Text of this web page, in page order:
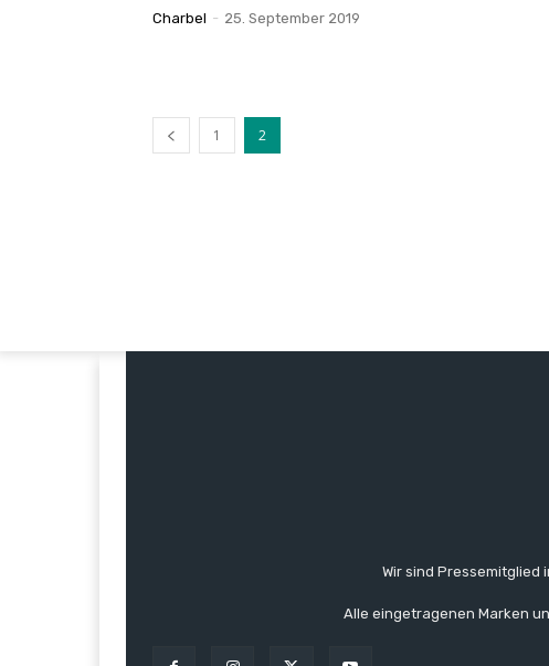
Charbel - 25. September 2019
1 2
Wir sind Pressemitglied
Alle eingetragenen Marken